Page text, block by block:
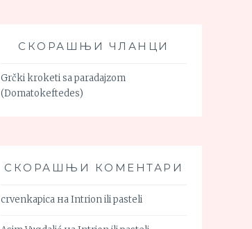
СКОРАШЊИ ЧЛАНЦИ
Grčki kroketi sa paradajzom
(Domatokeftedes)
СКОРАШЊИ КОМЕНТАРИ
crvenkapica наIntrion ili pasteli